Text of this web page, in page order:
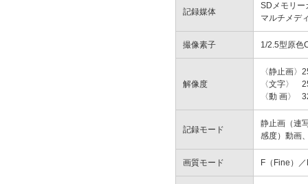
記録媒体
SDメモリー
マルチメデ
撮像素子 1/2.5型原色
解像度
〈静止画〉
〈文字〉
〈動 画〉
記録モード
静止画（連
感度）動画
画質モード F（Fine）